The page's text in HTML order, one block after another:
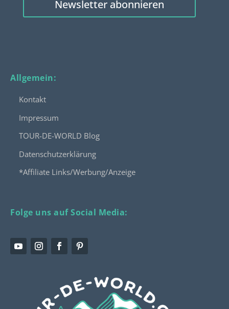
Newsletter abonnieren
Allgemein:
Kontakt
Impressum
TOUR-DE-WORLD Blog
Datenschutzerklärung
*Affiliate Links/Werbung/Anzeige
Folge uns auf Social Media: